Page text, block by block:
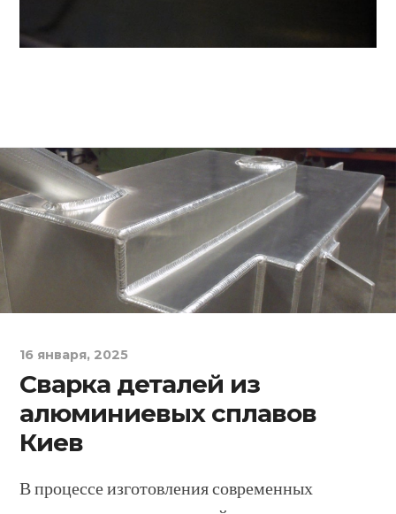
16 января, 2025
Сварка деталей из
алюминиевых сплавов
Киев
В процессе изготовления современных